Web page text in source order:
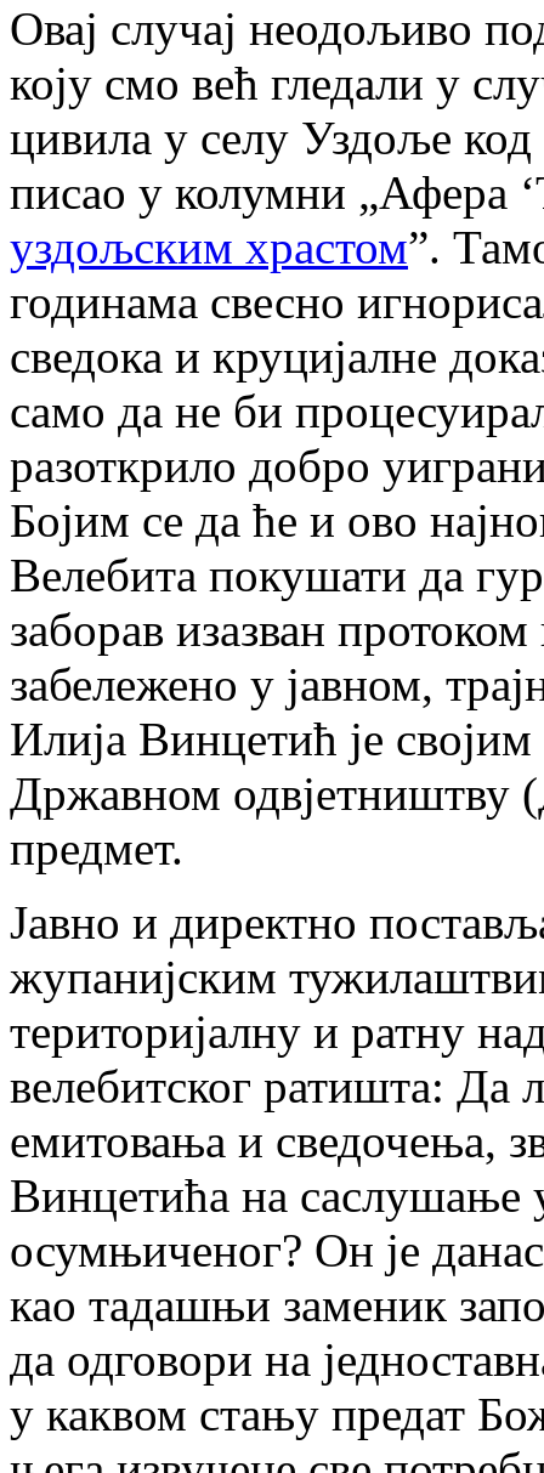
Овај случај неодољиво
коју смо већ гледали у
цивила у селу Уздоље
писао у колумни „Афера
уздољским храстом”.
годинама свесно
сведока и круцијалне
само да не би
разоткрило добро
Бојим се да ће и ово
Велебита покушати да
заборав изазван
забележено у јавном,
Илија Винцетић је
Државном
предмет.
Јавно и директно
жупанијским
територијалну и ратну
велебитског ратишта: Да
емитовања и сведочења,
Винцетића на саслушање
осумњиченог? Он је
као тадашњи заменик
да одговори на
у каквом стању предат